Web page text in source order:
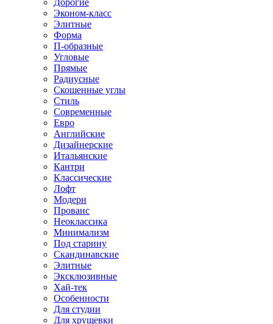
Дорогие
Эконом-класс
Элитные
Форма
П-образные
Угловые
Прямые
Радиусные
Скошенные углы
Стиль
Современные
Евро
Английские
Дизайнерские
Итальянские
Кантри
Классические
Лофт
Модерн
Прованс
Неоклассика
Минимализм
Под старину
Скандинавские
Элитные
Эксклюзивные
Хай-тек
Особенности
Для студии
Для хрущевки